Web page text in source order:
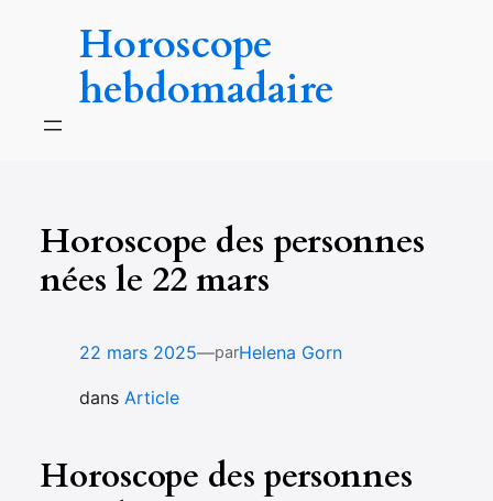
Horoscope
hebdomadaire
Horoscope des personnes
nées le 22 mars
22 mars 2025—parHelena Gorn
dans Article
Horoscope des personnes